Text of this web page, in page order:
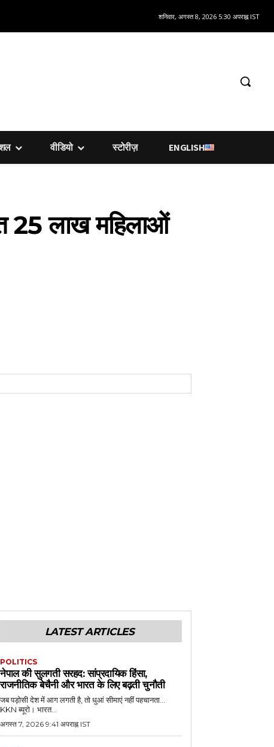
शनिवार, अगस्त 8, 2026 5:30 अपराह्न IST
वीडियो स्टोरीज़ ENGLISH
25 लाख महिलाओं
LATEST ARTICLES
POLITICS
नेपाल की सुलगती सरहद: सांप्रदायिक हिंसा,
राजनीतिक बेचैनी और भारत के लिए बढ़ती चुनौती
जब पड़ोसी देश में आग लगती है, तो धुआं सीमाएं नहीं पहचानता...
KKN ब्यूरो। भारत...
अगस्त 7, 2026 9:41 अपराह्न IST